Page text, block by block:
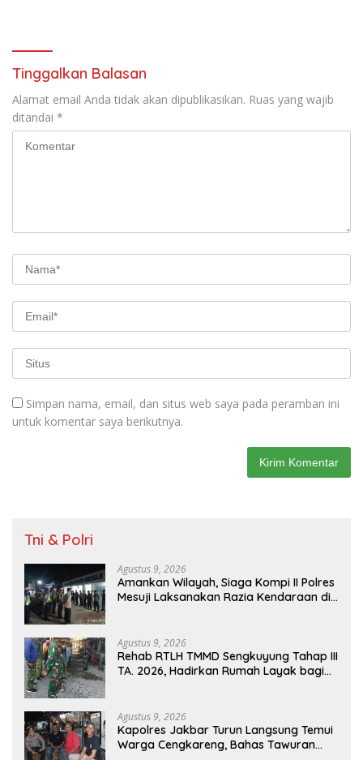
Tinggalkan Balasan
Alamat email Anda tidak akan dipublikasikan. Ruas yang wajib
ditandai *
Simpan nama, email, dan situs web saya pada peramban ini
untuk komentar saya berikutnya.
Tni & Polri
Agustus 9, 2026
Amankan Wilayah, Siaga Kompi II Polres
Mesuji Laksanakan Razia Kendaraan di
Agustus 9, 2026
Rehab RTLH TMMD Sengkuyung Tahap III
TA. 2026, Hadirkan Rumah Layak bagi
Agustus 9, 2026
Kapolres Jakbar Turun Langsung Temui
Warga Cengkareng, Bahas Tawuran